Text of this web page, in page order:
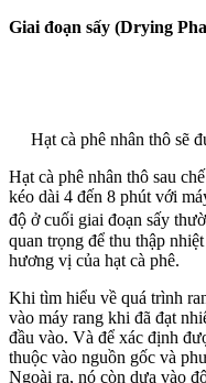
Giai đoạn sấy (Drying
Hạt cà phê nhân thô sẽ
Hạt cà phê nhân thô sau
kéo dài 4 đến 8 phút với
độ ở cuối giai đoạn sấy
quan trọng để thu thập
hương vị của hạt cà phê.
Khi tìm hiểu về quá trình
vào máy rang khi đã đạt
đầu vào. Và để xác định
thuộc vào nguồn gốc và
Ngoài ra, nó còn dựa vào